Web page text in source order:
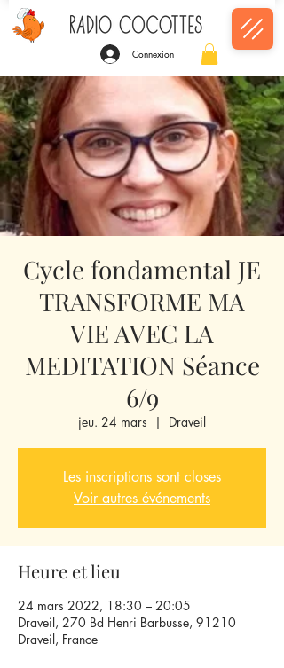
Connexion
Cycle fondamental JE
TRANSFORME MA
VIE AVEC LA
MEDITATION Séance
6/9
jeu. 24 mars
  |
Draveil
Les inscriptions sont closes
Voir autres événements
Heure et lieu
24 mars 2022, 18:30 – 20:05
Draveil, 270 Bd Henri Barbusse, 91210
Draveil, France